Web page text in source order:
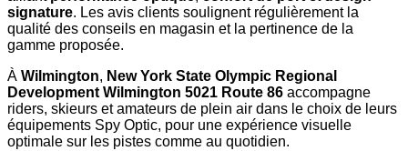
signature. Les avis clients soulignent régulièrement la
qualité des conseils en magasin et la pertinence de la
gamme proposée.
À Wilmington, New York State Olympic Regional
Development Wilmington 5021 Route 86 accompagne
riders, skieurs et amateurs de plein air dans le choix de leurs
équipements Spy Optic, pour une expérience visuelle
optimale sur les pistes comme au quotidien.